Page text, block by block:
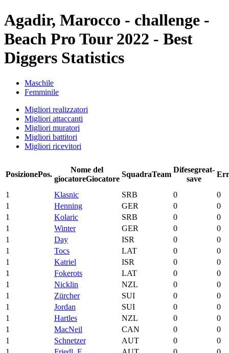
Agadir, Marocco - challenge -
Beach Pro Tour 2022 - Best
Diggers Statistics
Maschile
Femminile
Migliori realizzatori
Migliori attaccanti
Migliori muratori
Migliori battitori
Migliori ricevitori
PosizionePos.
Nome del
giocatoreGiocatore
SquadraTeam
Difesegreat-
save
1 Klasnic SRB 0
0
1
Henning GER 0
0
1
Kolaric SRB 0
0
1
Winter GER 0
0
1
Day ISR 0
0
1
Tocs LAT 0
0
1
Katriel ISR 0
0
1
Fokerots LAT 0
0
1
Nicklin NZL 0
0
1
Zürcher SUI 0
0
1
Jordan SUI 0
0
1
Hartles NZL 0
0
1
MacNeil CAN 0
0
1
Schnetzer AUT 0
0